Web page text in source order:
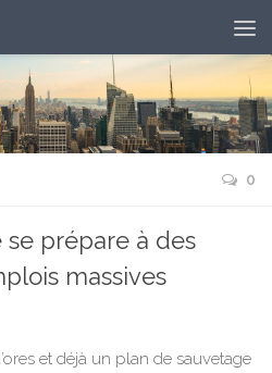
0
se prépare à des
massives
et déjà un plan de sauvetage